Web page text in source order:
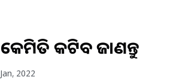
କେମିତି କଟିବ ଜାଣନ୍ତୁ
2022